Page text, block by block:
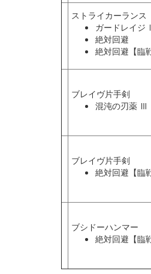
ストライカーランス
ガードレイジ
絶対回避
絶対回避【臨
ブレイヴ片手剣
混沌の刃薬 Ⅲ
ブレイヴ片手剣
絶対回避【臨
ブシドーハンマー
絶対回避【臨